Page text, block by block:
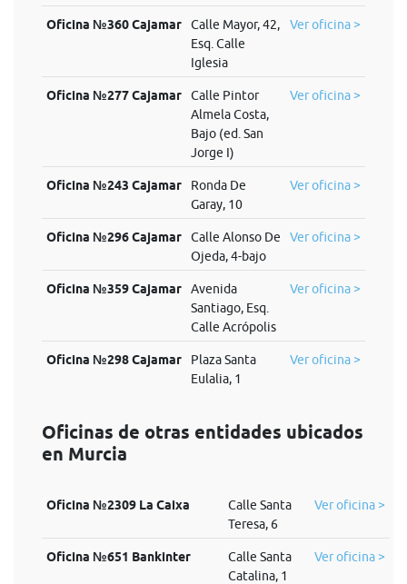
Oficina №360 Cajamar
Calle Mayor, 42,
Esq. Calle
Iglesia
Ver oficina >
Oficina №277 Cajamar
Calle Pintor
Almela Costa,
Bajo (ed. San
Jorge I)
Ver oficina >
Oficina №243 Cajamar
Ronda De
Garay, 10
Ver oficina >
Oficina №296 Cajamar
Calle Alonso De
Ojeda, 4-bajo
Ver oficina >
Oficina №359 Cajamar
Avenida
Santiago, Esq.
Calle Acrópolis
Ver oficina >
Oficina №298 Cajamar
Plaza Santa
Eulalia, 1
Ver oficina >
Oficinas de otras entidades ubicados
en Murcia
Oficina №2309 La Caixa
Calle Santa
Teresa, 6
Ver oficina >
Oficina №651 Bankinter
Calle Santa
Catalina, 1
Ver oficina >